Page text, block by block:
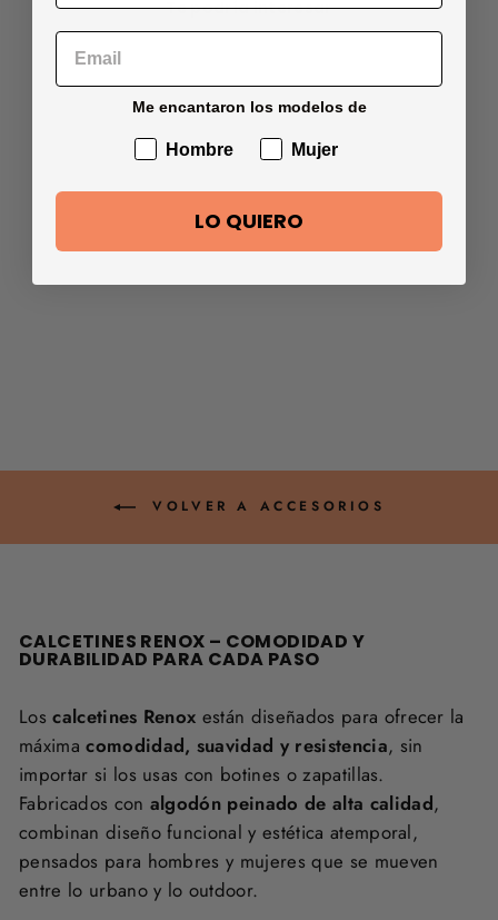
Te podría interesar
Pack 3
Invisible Negro
VOLVER A ACCESORIOS
CALCETINES RENOX – COMODIDAD Y
DURABILIDAD PARA CADA PASO
Loscalcetines Renox están diseñados para ofrecer la
máximacomodidad, suavidad y resistencia, sin
importar si los usas con botines o zapatillas.
Fabricados con algodón peinado de alta calidad,
combinan diseño funcional y estética atemporal,
pensados para hombres y mujeres que se mueven
entre lo urbano y lo outdoor.
Me encantaron los modelos de
Hombre Mujer
LO QUIERO